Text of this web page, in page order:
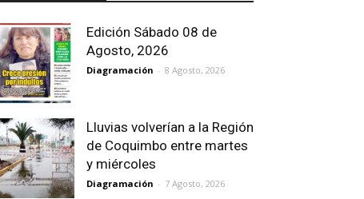
Edición Sábado 08 de
Agosto, 2026
Diagramación - 8 Agosto, 2026
Lluvias volverían a la Región
de Coquimbo entre martes
y miércoles
Diagramación - 7 Agosto, 2026